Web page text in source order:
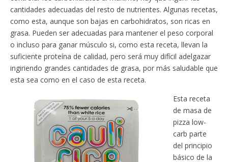
cantidades adecuadas del resto de nutrientes. Algunas recetas,
como esta, aunque son bajas en carbohidratos, son ricas en
grasa. Pueden ser adecuadas para mantener el peso corporal
o incluso para ganar músculo si, como esta receta, llevan la
suficiente proteína de calidad, pero será muy difícil adelgazar
ingiriendo grandes cantidades de grasa, por más saludable que
esta sea como en el caso de esta receta.
Esta receta
de masa de
pizza low-
carb parte
del principio
básico de la